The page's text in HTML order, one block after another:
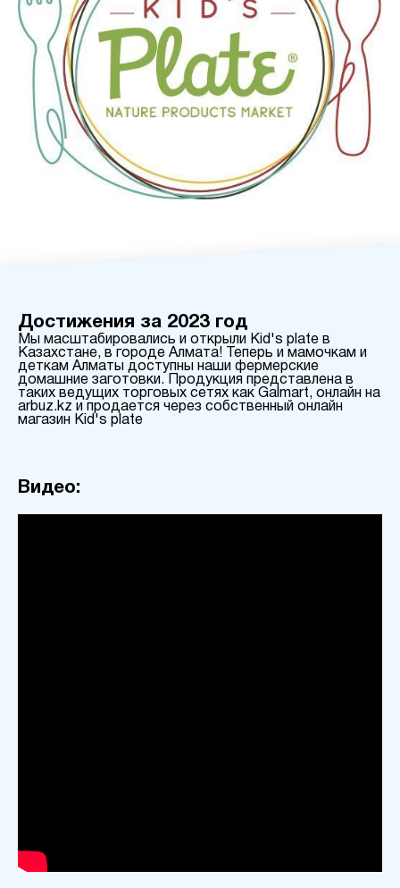
Достижения за 2023 год
Мы масштабировались и открыли Kid's plate в
Казахстане, в городе Алмата! Теперь и мамочкам и
деткам Алматы доступны наши фермерские
домашние заготовки. Продукция представлена в
таких ведущих торговых сетях как Galmart, онлайн на
arbuz.kz и продается через собственный онлайн
магазин Kid's plate
Видео: